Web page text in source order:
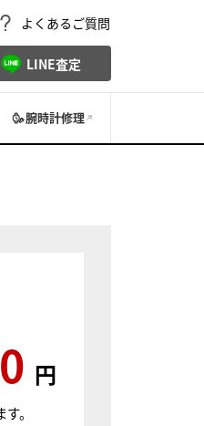
よくあるご質問
LINE査定
腕時計修理
円
。